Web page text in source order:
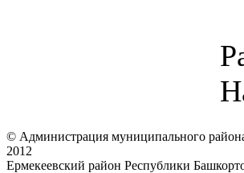
© Администрация муниципального
2012
Ермекеевский район Республики